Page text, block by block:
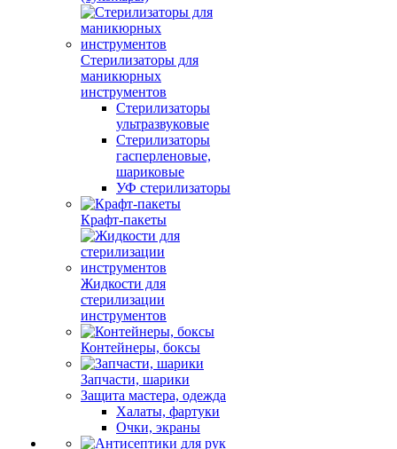
Стерилизаторы для
маникюрных
инструментов
Стерилизаторы
ультразвуковые
Стерилизаторы
гасперленовые,
шариковые
УФ стерилизаторы
Крафт-пакеты
Жидкости для
стерилизации
инструментов
Контейнеры, боксы
Запчасти, шарики
Защита мастера, одежда
Халаты, фартуки
Очки, экраны